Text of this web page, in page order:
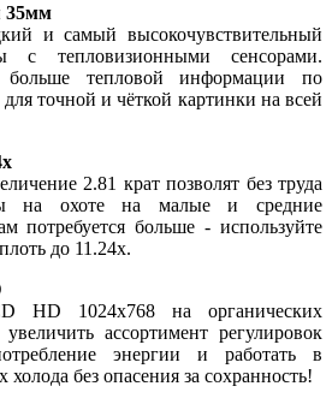
35мм
и самый высокочувствительный
с тепловизионными сенсорами.
тепловой информации по
точной и чёткой картинки на всей
2.81 крат позволят без труда
на охоте на малые и средние
потребуется больше - используйте
до 11.24x.
HD 1024x768 на органических
увеличить ассортимент регулировок
энергии и работать в
холода без опасения за сохранность!